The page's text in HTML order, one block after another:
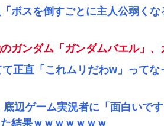
「ボスを倒すごとに主人公弱く
のガンダム「ガンダムバエル」
て正直「これムリだわw」って
底辺ゲーム実況者に「面白いで
結果ｗｗｗｗｗｗｗ